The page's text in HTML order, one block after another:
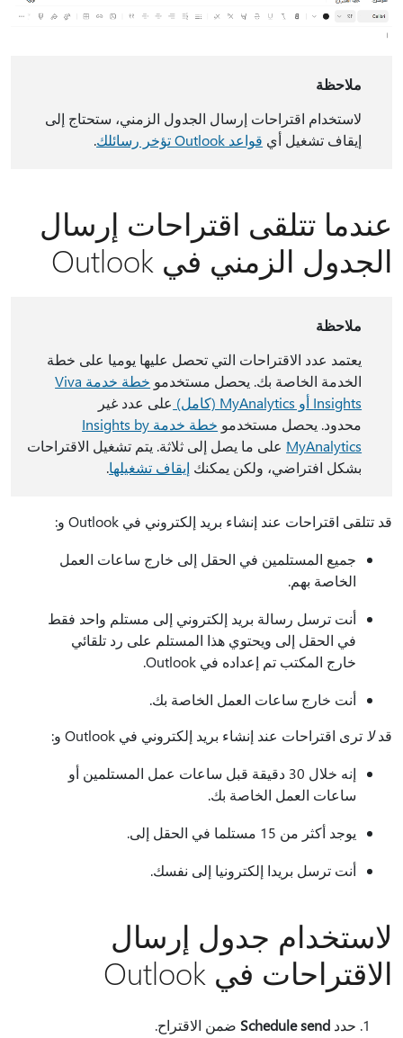
ملاحظة
لاستخدام اقتراحات إرسال الجدول الزمني، ستحتاج إلى
إيقاف تشغيل أي قواعد Outlook تؤخر رسائلك .
عندما تتلقى اقتراحات إرسال
الجدول الزمني في Outlook
ملاحظة
يعتمد عدد الاقتراحات التي تحصل عليها يوميا على خطة
الخدمة الخاصة بك. يحصل مستخدمو
خطة خدمة Viva
Insights أو MyAnalytics (كامل)
على عدد غير
محدود. يحصل مستخدمو
خطة خدمة Insights by
MyAnalytics على ما يصل إلى ثلاثة. يتم تشغيل الاقتراحات
بشكل افتراضي، ولكن يمكنك إيقاف تشغيلها.
قد تتلقى اقتراحات عند إنشاء بريد إلكتروني في Outlook و:
جميع المستلمين في الحقل إلى خارج ساعات العمل
الخاصة بهم.
أنت ترسل رسالة بريد إلكتروني إلى مستلم واحد فقط
في الحقل إلى ويحتوي هذا المستلم على رد تلقائي
خارج المكتب تم إعداده في Outlook.
أنت خارج ساعات العمل الخاصة بك.
قدلا ترى اقتراحات عند إنشاء بريد إلكتروني في Outlook و:
إنه خلال 30 دقيقة قبل ساعات عمل المستلمين أو
ساعات العمل الخاصة بك.
يوجد أكثر من 15 مستلما في الحقل إلى.
أنت ترسل بريدا إلكترونيا إلى نفسك.
لاستخدام جدول إرسال
الاقتراحات في Outlook
حدد Schedule send ضمن الاقتراح.